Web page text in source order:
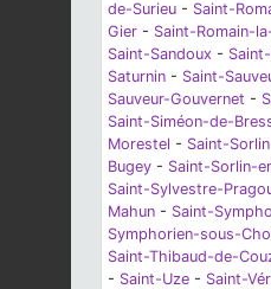
de-Surieu - Saint-
Gier - Saint-Romain-
Saint-Sandoux -
Saturnin - Saint-
Sauveur-Gouvernet -
Saint-Siméon-de-
Morestel - Saint-
Bugey - Saint-Sorlin-
Saint-Sylvestre-
Mahun - Saint-
Symphorien-sous-
Saint-Thibaud-de-
- Saint-Uze - Saint-